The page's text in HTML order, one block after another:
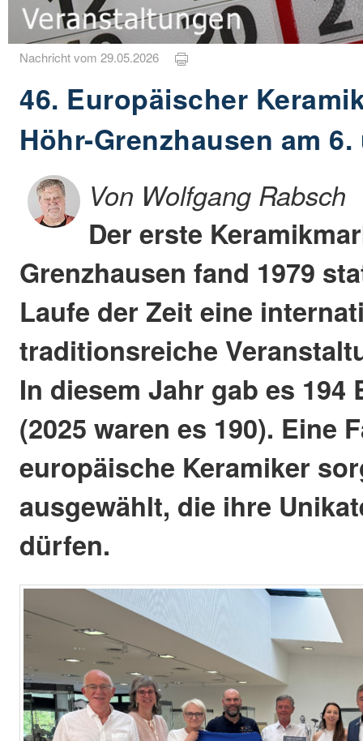
Nachricht vom 29.05.2026
46. Europäischer
Höhr-Grenzhausen am
Von Wolfgang Rabsch
Der erste
Grenzhausen fand 1979
Laufe der Zeit eine
traditionsreiche
In diesem Jahr gab es 194
(2025 waren es 190). Eine
europäische Keramiker
ausgewählt, die ihre
dürfen.